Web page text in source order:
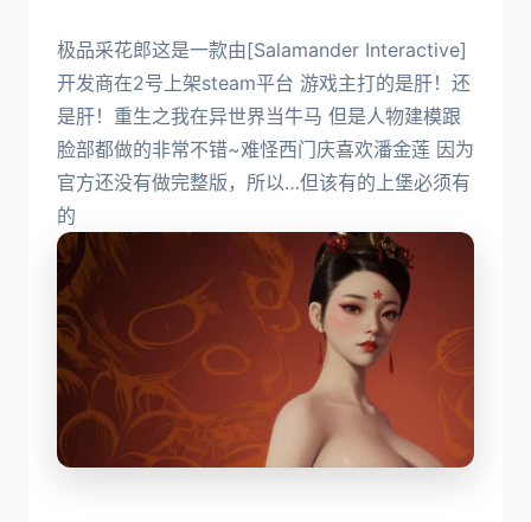
极品采花郎这是一款由[Salamander Interactive]
开发商在2号上架steam平台 游戏主打的是肝！还
是肝！重生之我在异世界当牛马 但是人物建模跟
脸部都做的非常不错~难怪西门庆喜欢潘金莲 因为
官方还没有做完整版，所以…但该有的上堡必须有
的